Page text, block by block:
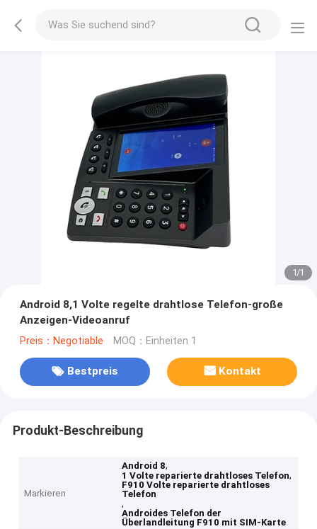
1/1
Android 8,1 Volte regelte drahtlose Telefon-große
Anzeigen-Videoanruf
Preis：Negotiable MOQ：Einheiten 1
Bestpreis Kontakt
Produkt-Beschreibung
Markieren
Android 8,
1 Volte reparierte drahtloses Telefon,
F910 Volte reparierte drahtloses
Telefon
,
Androides Telefon der
Überlandleitung F910 mit SIM-Karte